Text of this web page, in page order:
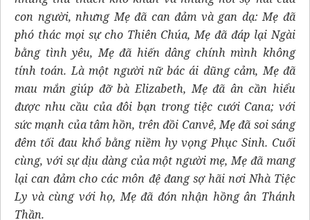
con người, nhưng Mẹ đã can đảm và gan dạ: Mẹ đã
phó thác mọi sự cho Thiên Chúa, Mẹ đã đáp lại Ngài
bằng tình yêu, Mẹ đã hiến dâng chính mình không
tính toán. Là một người nữ bác ái dũng cảm, Mẹ đã
mau mắn giúp đỡ bà Elizabeth, Mẹ đã ân cần hiểu
được nhu cầu của đôi bạn trong tiệc cưới Cana; với
sức mạnh của tâm hồn, trên đồi Canvê, Mẹ đã soi sáng
đêm tối đau khổ bằng niềm hy vọng Phục Sinh. Cuối
cùng, với sự dịu dàng của một người mẹ, Mẹ đã mang
lại can đảm cho các môn đệ đang sợ hãi nơi Nhà Tiệc
Ly và cùng với họ, Mẹ đã đón nhận hồng ân Thánh
Thần.